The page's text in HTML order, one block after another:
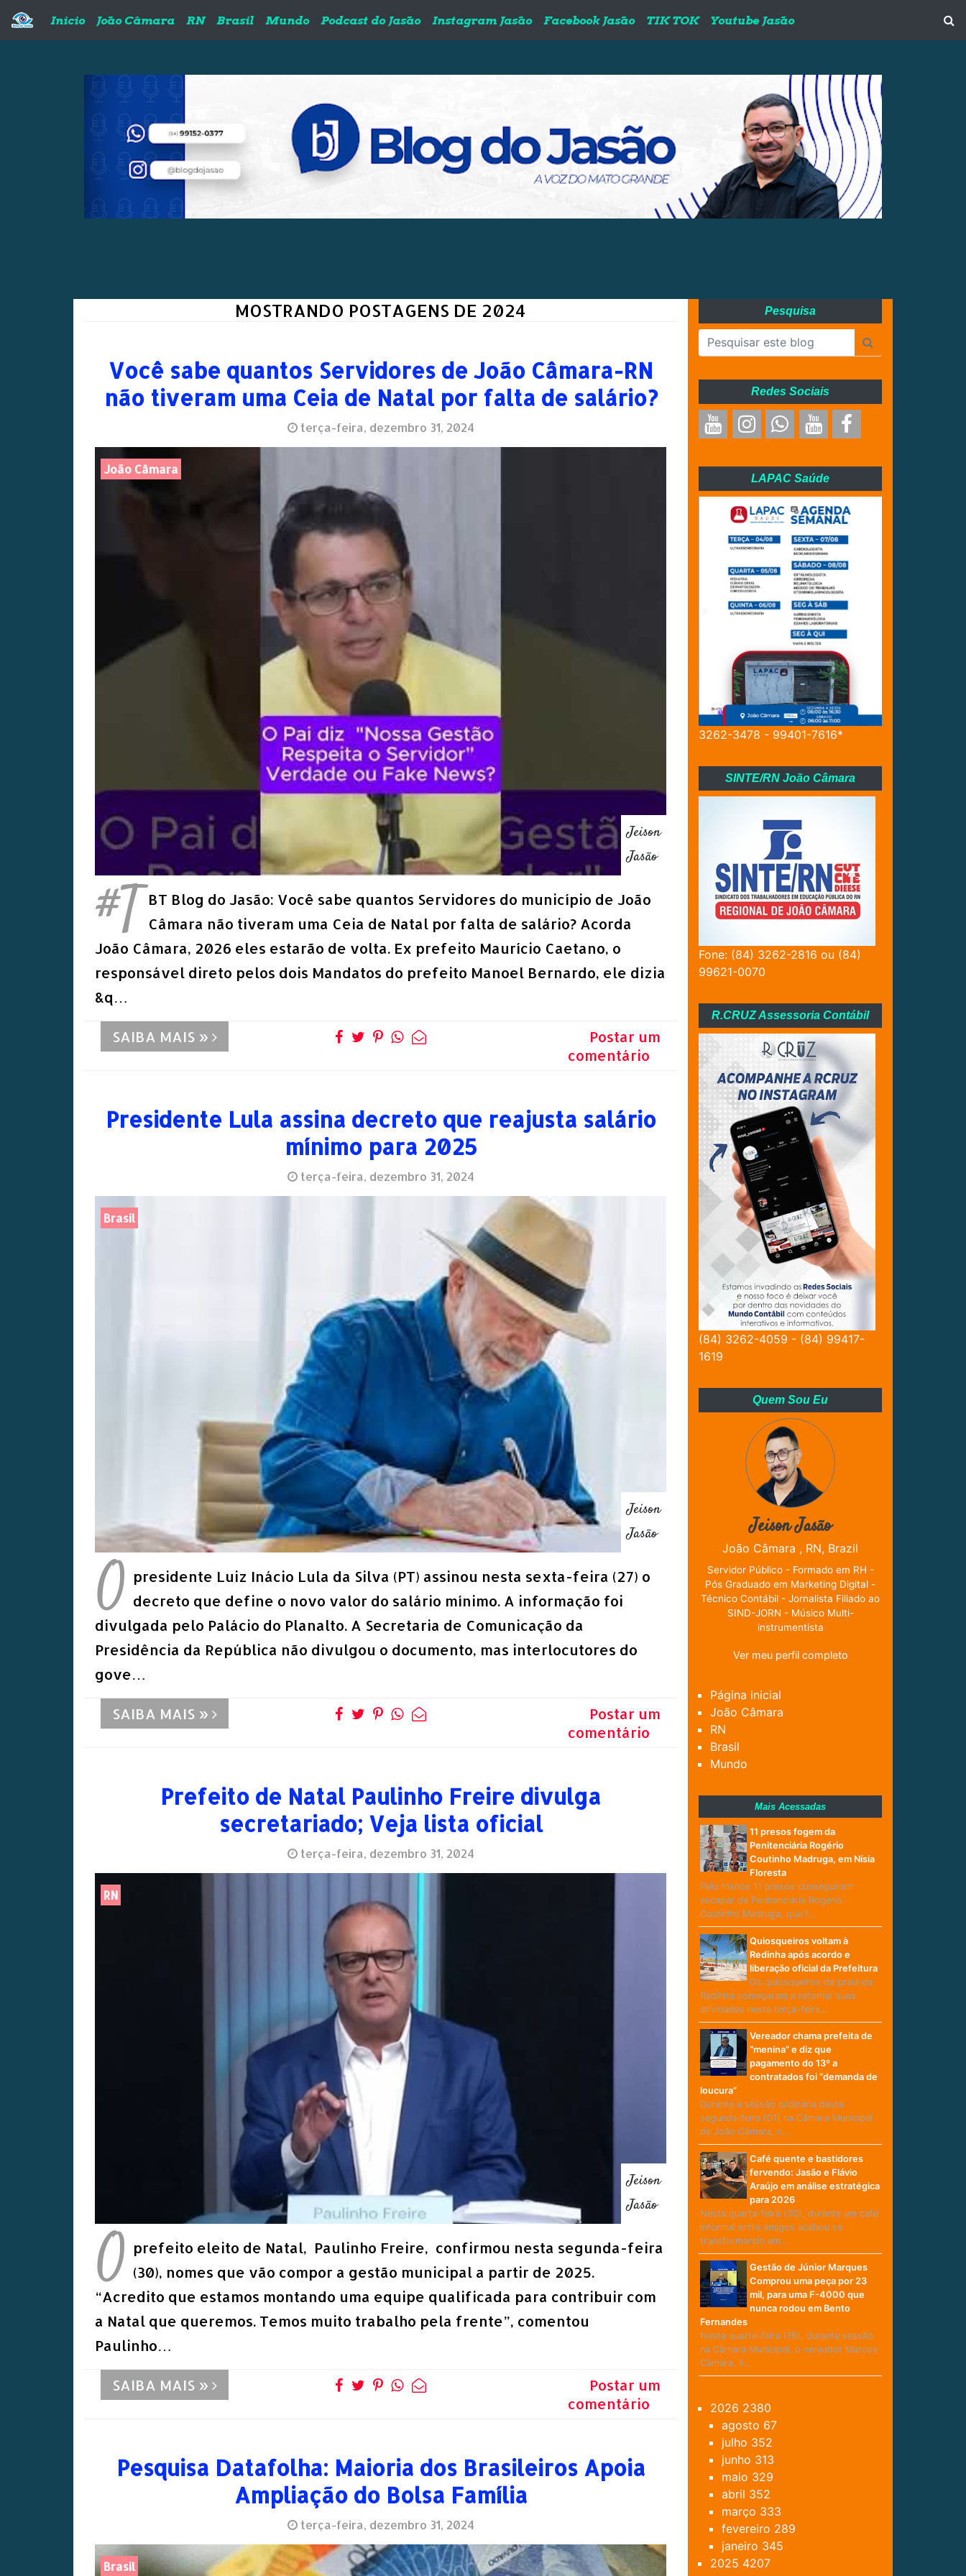
Inicio João Câmara RN Brasil Mundo Podcast do Jasão Instagram Jasão Facebook Jasão TIK TOK Youtube Jasão
MOSTRANDO POSTAGENS DE 2024
Você sabe quantos Servidores de João Câmara-RN
não tiveram uma Ceia de Natal por falta de salário?
terça-feira, dezembro 31, 2024
João Câmara
Jeison
Jasão
#T BT Blog do Jasão: Você sabe quantos Servidores do município de João
Câmara não tiveram uma Ceia de Natal por falta de salário? Acorda
João Câmara, 2026 eles estarão de volta. Ex prefeito Maurício Caetano, o
responsável direto pelos dois Mandatos do prefeito Manoel Bernardo, ele dizia
&q…
SAIBA MAIS »
Postar um
comentário
Presidente Lula assina decreto que reajusta salário
mínimo para 2025
terça-feira, dezembro 31, 2024
Brasil
Jeison
Jasão
O presidente Luiz Inácio Lula da Silva (PT) assinou nesta sexta-feira (27) o
decreto que define o novo valor do salário mínimo. A informação foi
divulgada pelo Palácio do Planalto. A Secretaria de Comunicação da
Presidência da República não divulgou o documento, mas interlocutores do
gove…
SAIBA MAIS »
Postar um
comentário
Prefeito de Natal Paulinho Freire divulga
secretariado; Veja lista oficial
terça-feira, dezembro 31, 2024
RN
Jeison
Jasão
O prefeito eleito de Natal, Paulinho Freire, confirmou nesta segunda-feira
(30), nomes que vão compor a gestão municipal a partir de 2025.
“Acredito que estamos montando uma equipe qualificada para contribuir com
a Natal que queremos. Temos muito trabalho pela frente”, comentou
Paulinho…
SAIBA MAIS »
Postar um
comentário
Pesquisa Datafolha: Maioria dos Brasileiros Apoia
Ampliação do Bolsa Família
terça-feira, dezembro 31, 2024
Brasil
Pesquisa
Redes Sociais
LAPAC Saúde
3262-3478 - 99401-7616*
SINTE/RN João Câmara
Fone: (84) 3262-2816 ou (84)
99621-0070
R.CRUZ Assessoria Contábil
(84) 3262-4059 - (84) 99417-
1619
Quem Sou Eu
Jeison Jasão
João Câmara , RN, Brazil
Servidor Público - Formado em RH -
Pós Graduado em Marketing Digital -
Técnico Contábil - Jornalista Filiado ao
SIND-JORN - Músico Multi-
instrumentista
Ver meu perfil completo
Página inicial
João Câmara
RN
Brasil
Mundo
Mais Acessadas
11 presos fogem da
Penitenciária Rogério
Coutinho Madruga, em Nísia
Floresta
Pelo menos 11 presos conseguiram
escapar da Penitenciária Rogério
Coutinho Madruga, que f…
Quiosqueiros voltam à
Redinha após acordo e
liberação oficial da Prefeitura
Os quiosqueiros da praia da
Redinha começaram a retomar suas
atividades nesta terça-feira…
Vereador chama prefeita de
“menina” e diz que
pagamento do 13º a
contratados foi “demanda de
loucura”
Durante a sessão ordinária desta
segunda-feira (01) na Câmara Municipal
de João Câmara, o…
Café quente e bastidores
fervendo: Jasão e Flávio
Araújo em análise estratégica
para 2026
Nesta quarta-feira (30), durante um café
informal entre amigos acabou se
transformando em…
Gestão de Júnior Marques
Comprou uma peça por 23
mil, para uma F-4000 que
nunca rodou em Bento
Fernandes
Nesta quarta-feira (18), durante sessão
na Câmara Municipal, o vereador Marcos
Câmara, lí…
2026 2380
agosto 67
julho 352
junho 313
maio 329
abril 352
março 333
fevereiro 289
janeiro 345
2025 4207